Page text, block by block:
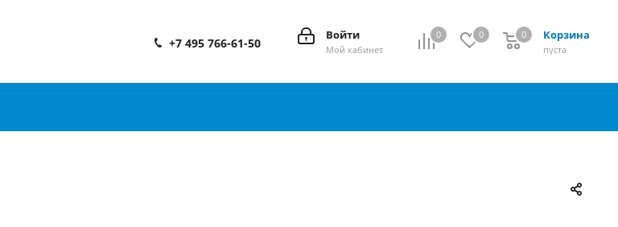
0 0 Корзина
0
пуста
0
Войти
Мой кабинет
+7 495 766-61-50